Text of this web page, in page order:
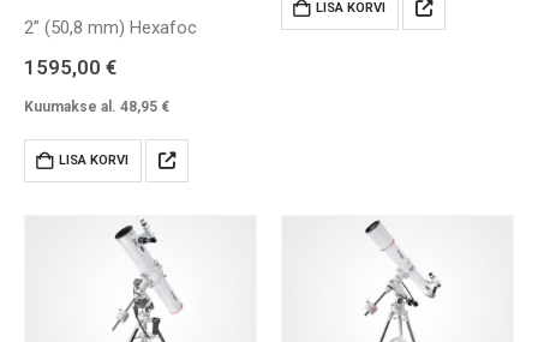
2” (50,8 mm) Hexafoc
1595,00 €
Kuumakse al. 48,95 €
LISA KORVI
LISA KORVI